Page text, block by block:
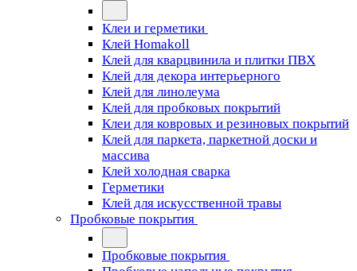
Клеи и герметики
Клей Homakoll
Клей для кварцвинила и плитки ПВХ
Клей для декора интерьерного
Клей для линолеума
Клей для пробковых покрытий
Клеи для ковровых и резиновых покрытий
Клей для паркета, паркетной доски и
массива
Клей холодная сварка
Герметики
Клей для искусственной травы
Пробковые покрытия
Пробковые покрытия